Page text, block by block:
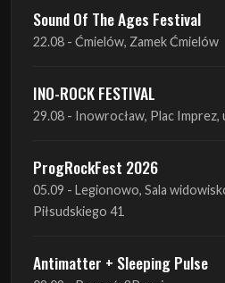
INO-ROCK FESTIVAL
29.08 - Inowrocław, Plac Imprez,
ProgRockFest 2026
Antimatter + Sleeping Pulse
09.09 - Poznań, 2Progi
Amelia Tokarska - Celtic Tales
10.09 - Rybnik, Teatr Ziemi